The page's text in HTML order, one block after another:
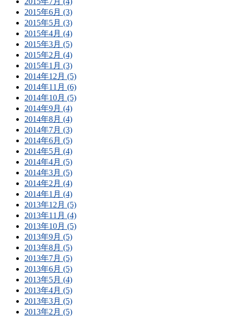
2015年6月 (3)
2015年5月 (3)
2015年4月 (4)
2015年3月 (5)
2015年2月 (4)
2015年1月 (3)
2014年12月 (5)
2014年11月 (6)
2014年10月 (5)
2014年9月 (4)
2014年8月 (4)
2014年7月 (3)
2014年6月 (5)
2014年5月 (4)
2014年4月 (5)
2014年3月 (5)
2014年2月 (4)
2014年1月 (4)
2013年12月 (5)
2013年11月 (4)
2013年10月 (5)
2013年9月 (5)
2013年8月 (5)
2013年7月 (5)
2013年6月 (5)
2013年5月 (4)
2013年4月 (5)
2013年3月 (5)
2013年2月 (5)